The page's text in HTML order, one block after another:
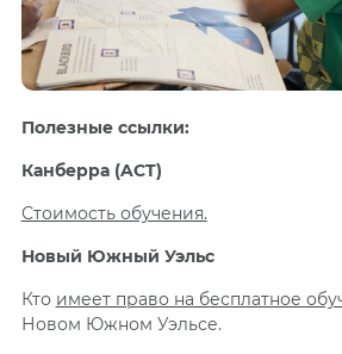
Полезные ссылки:
Канберра (ACT)
Стоимость обучения.
Новый Южный Уэльс
Кто имеет право на бесплатное
Новом Южном Уэльсе.